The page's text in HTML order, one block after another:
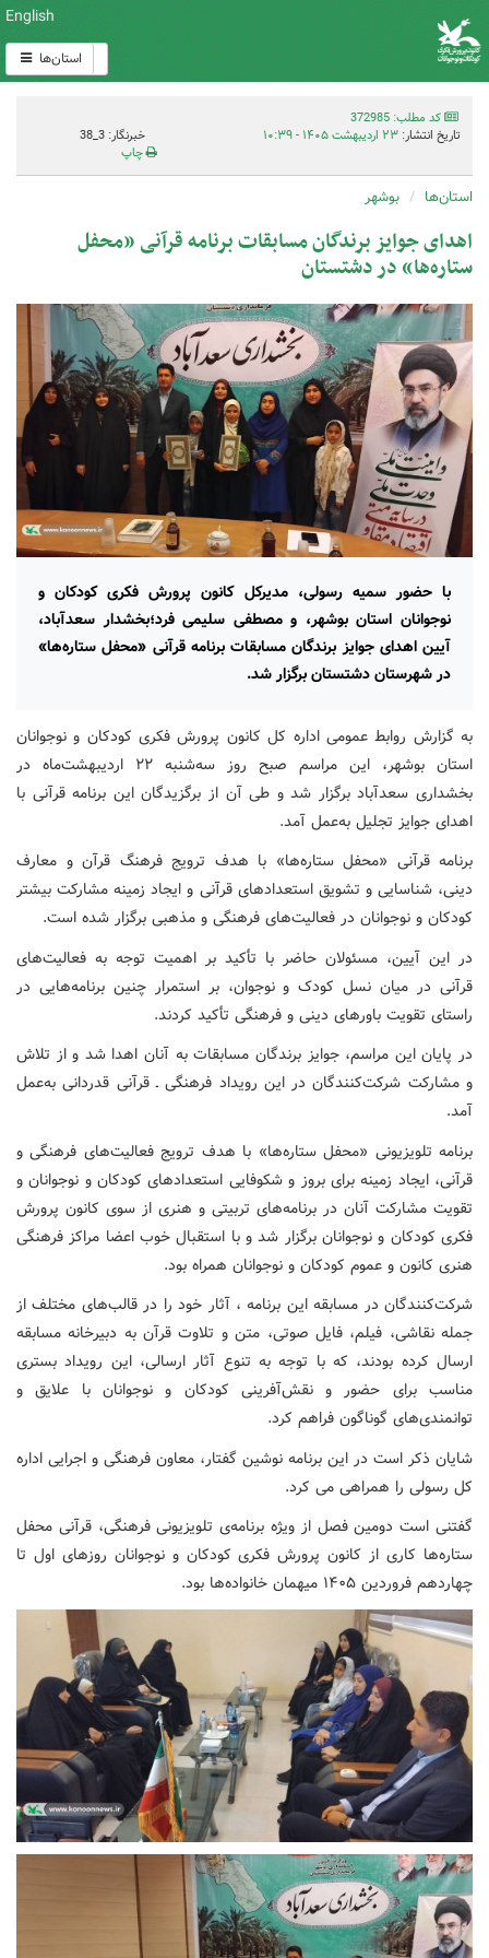
English
استان‌ها
کد مطلب: 372985
تاریخ انتشار: ۲۳ اردیبهشت ۱۴۰۵ - ۱۰:۳۹
خبرنگار: 3_38
چاپ
استان‌ها بوشهر
اهدای جوایز برندگان مسابقات برنامه قرآنی «محفل
ستاره‌ها» در دشتستان
با حضور سمیه رسولی، مدیرکل کانون پرورش فکری کودکان و
نوجوانان استان بوشهر، و مصطفی سلیمی فرد؛بخشدار سعدآباد،
آیین اهدای جوایز برندگان مسابقات برنامه قرآنی «محفل ستاره‌ها»
در شهرستان دشتستان برگزار شد.
به گزارش روابط عمومی اداره کل کانون پرورش فکری کودکان و نوجوانان
استان بوشهر، این مراسم صبح روز سه‌شنبه ۲۲ اردیبهشت‌ماه در
بخشداری سعدآباد برگزار شد و طی آن از برگزیدگان این برنامه قرآنی با
اهدای جوایز تجلیل به‌عمل آمد.
برنامه قرآنی «محفل ستاره‌ها» با هدف ترویج فرهنگ قرآن و معارف
دینی، شناسایی و تشویق استعدادهای قرآنی و ایجاد زمینه مشارکت بیشتر
کودکان و نوجوانان در فعالیت‌های فرهنگی و مذهبی برگزار شده است.
در این آیین، مسئولان حاضر با تأکید بر اهمیت توجه به فعالیت‌های
قرآنی در میان نسل کودک و نوجوان، بر استمرار چنین برنامه‌هایی در
راستای تقویت باورهای دینی و فرهنگی تأکید کردند.
در پایان این مراسم، جوایز برندگان مسابقات به آنان اهدا شد و از تلاش
و مشارکت شرکت‌کنندگان در این رویداد فرهنگی ـ قرآنی قدردانی به‌عمل
آمد.
برنامه تلویزیونی «محفل ستاره‌ها» با هدف ترویج فعالیت‌های فرهنگی و
قرآنی، ایجاد زمینه برای بروز و شکوفایی استعدادهای کودکان و نوجوانان و
تقویت مشارکت آنان در برنامه‌های تربیتی و هنری از سوی کانون پرورش
فکری کودکان و نوجوانان برگزار شد و با استقبال خوب اعضا مراکز فرهنگی
هنری کانون و عموم کودکان و نوجوانان همراه بود.
شرکت‌کنندگان در مسابقه این برنامه ، آثار خود را در قالب‌های مختلف از
جمله نقاشی، فیلم، فایل صوتی، متن و تلاوت قرآن به دبیرخانه مسابقه
ارسال کرده بودند، که با توجه به تنوع آثار ارسالی، این رویداد بستری
مناسب برای حضور و نقش‌آفرینی کودکان و نوجوانان با علایق و
توانمندی‌های گوناگون فراهم کرد.
شایان ذکر است در این برنامه نوشین گفتار، معاون فرهنگی و اجرایی اداره
کل رسولی را همراهی می کرد.
گفتنی است دومین فصل از ویژه برنامه‌ی تلویزیونی فرهنگی، قرآنی محفل
ستاره‌ها کاری از کانون پرورش فکری کودکان و نوجوانان روزهای اول تا
چهاردهم فروردین ۱۴۰۵ میهمان خانواده‌ها بود.